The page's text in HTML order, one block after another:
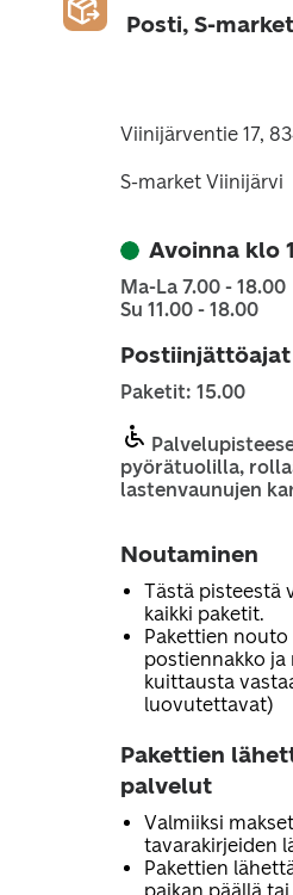
Posti, S-
Viinijärventie 17,
S-market Viinijärvi
Avoinna klo
Ma-La 7.00 - 18.00
Su 11.00 - 18.00
Paketit: 15.00
pyörätuolilla,
lastenvaunujen
Noutaminen
Tästä pisteestä
kaikki paketit.
Pakettien nouto
postiennakko ja
kuittausta
luovutettavat)
Pakettien
palvelut
Valmiiksi
tavarakirjeiden
Pakettien